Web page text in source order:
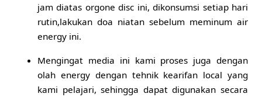
jam diatas orgone disc ini, dikonsumsi setiap hari
rutin,lakukan doa niatan sebelum meminum air
energy ini.
Mengingat media ini kami proses juga dengan
olah energy dengan tehnik kearifan local yang
kami pelajari, sehingga dapat digunakan secara